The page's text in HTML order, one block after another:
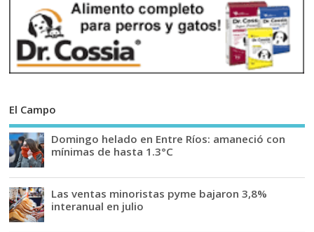
El Campo
Domingo helado en Entre Ríos: amaneció con
mínimas de hasta 1.3°C
Las ventas minoristas pyme bajaron 3,8%
interanual en julio